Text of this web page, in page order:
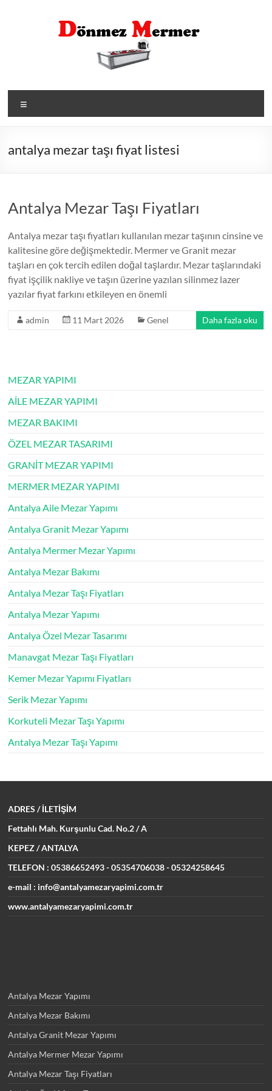
antalya mezar taşı fiyat listesi
Antalya Mezar Taşı Fiyatları
Antalya mezar taşı fiyatları kullanılan mezar taşının cinsine ve
kalitesine göre değişmektedir. Mermer ve Granit mezar
taşları en çok tercih edilen doğal taşlardır. Mezar taşlarındaki
fiyat işçilik nakliye ve taşın üzerine yazılan silinmez lazer
yazılar fiyat farkını etkileyen en önemli
admin 11 Mart 2026 Genel Daha fazla oku
MEZAR YAPIMI
AİLE MEZAR YAPIMI
MEZAR BAKIMI
ÖZEL MEZAR TASARIMI
GRANİT MEZAR YAPIMI
MERMER MEZAR YAPIMI
Antalya Aile Mezar Yapımı
Antalya Granit Mezar Yapımı
Antalya Mermer Mezar Yapımı
Antalya Mezar Bakımı
Antalya Mezar Taşı Fiyatları
Antalya Mezar Yapımı
Antalya Özel Mezar Tasarımı
Manavgat Mezar Taşı Fiyatları
Kemer Mezar Yapımı Fiyatları
Serik Mezar Yapımı
Korkuteli Mezar Taşı Yapımı
Antalya Mezar Taşı Yapımı
ADRES / İLETİŞİM
Fettahlı Mah. Kurşunlu Cad. No.2 / A
KEPEZ / ANTALYA
TELEFON : 05386652493 - 05354706038 - 05324258645
e-mail : info@antalyamezaryapimi.com.tr
www.antalyamezaryapimi.com.tr
Antalya Mezar Yapımı
Antalya Mezar Bakımı
Antalya Granit Mezar Yapımı
Antalya Mermer Mezar Yapımı
Antalya Mezar Taşı Fiyatları